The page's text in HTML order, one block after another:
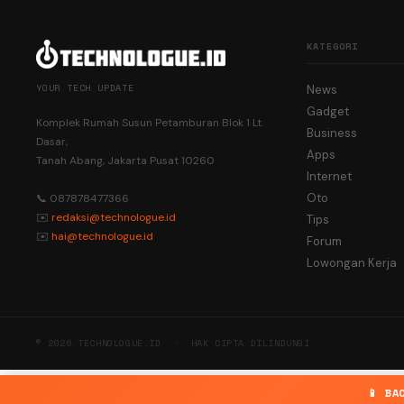
📱
YOUR TECH UPDATE
Komplek Rumah Susun Petamburan Blok 1 Lt.
Dasar,
Tanah Abang, Jakarta Pusat 10260
📞 087878477366
✉️ redaksi@technologue.id
✉️ hai@technologue.id
KATEGORI
News
Gadget
Business
Apps
Internet
Oto
Tips
Forum
Lowongan Kerja
© 2026 TECHNOLOGUE.ID · HAK CIPTA DILINDUNGI